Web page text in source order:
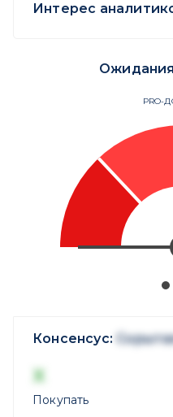
Интерес
PRO-
Консенсус:
X
Покупать